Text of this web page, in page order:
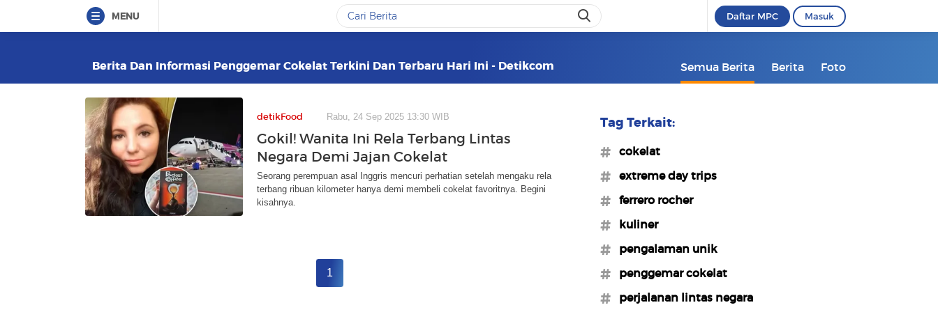
MENU Daftar MPC Masuk
Berita Dan Informasi Penggemar Cokelat Terkini Dan Terbaru Hari Ini - Detikcom Semua Berita Berita Foto
detikFood Rabu, 24 Sep 2025 13:30 WIB
Gokil! Wanita Ini Rela Terbang Lintas
Negara Demi Jajan Cokelat
Seorang perempuan asal Inggris mencuri perhatian setelah mengaku rela
terbang ribuan kilometer hanya demi membeli cokelat favoritnya. Begini
kisahnya.
1
Tag Terkait:
#cokelat
#extreme day trips
#ferrero rocher
#kuliner
#pengalaman unik
#penggemar cokelat
#perjalanan lintas negara